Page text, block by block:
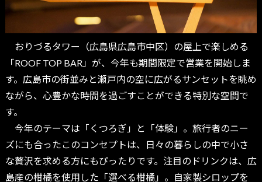
おりづるタワー（広島県広島市中区）の屋上で楽しめる
「ROOF TOP BAR」が、今年も期間限定で営業を開始しま
す。広島市の街並みと瀬戸内の空に広がるサンセットを眺め
ながら、心豊かな時間を過ごすことができる特別な空間で
す。
今年のテーマは「くつろぎ」と「体験」。旅行者のニー
ズにも合ったこのコンセプトは、日々の暮らしの中で小さ
な贅沢を求める方にもぴったりです。注目のドリンクは、広
島産の柑橘を使用した「選べる柑橘」。自家製シロップを